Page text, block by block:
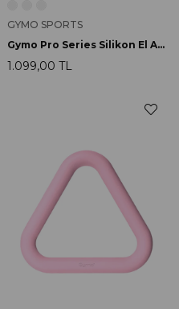
GYMO SPORTS
Gymo Pro Series Silikon El Ağırlığı 1.5kg Somon
1.099,00 TL